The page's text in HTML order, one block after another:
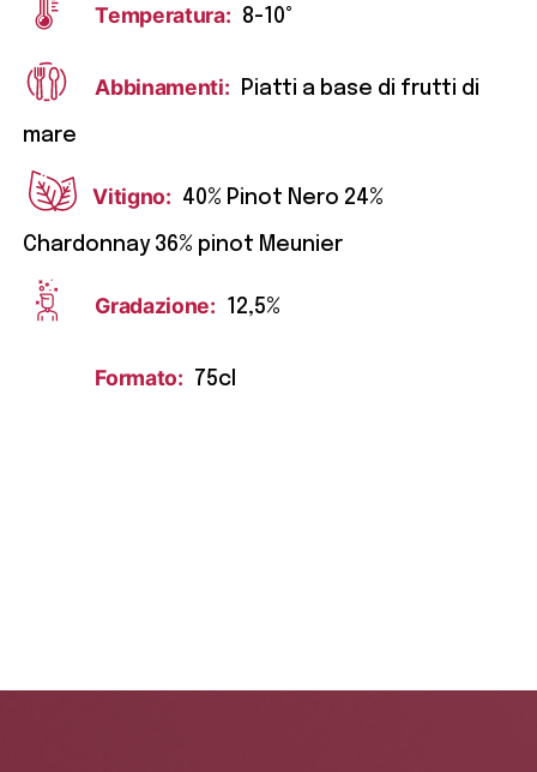
Temperatura: 8-10°
Abbinamenti: Piatti a base di frutti di
mare
Vitigno: 40% Pinot Nero 24%
Chardonnay 36% pinot Meunier
Gradazione: 12,5%
Formato: 75cl